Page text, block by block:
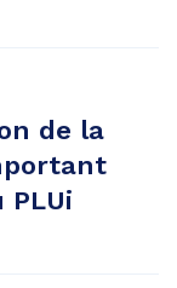
de la